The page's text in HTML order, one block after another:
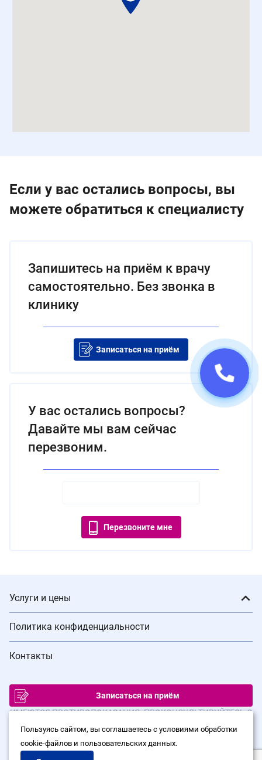
Если у вас остались вопросы, вы
можете обратиться к специалисту
Запишитесь на приём к врачу
самостоятельно. Без звонка в
клинику
Записаться на приём
У вас остались вопросы?
Давайте мы вам сейчас
перезвоним.
Перезвоните мне
Услуги и цены
Политика конфиденциальности
Контакты
Записаться на приём
ИМЕЮТСЯ ПРОТИВОПОКАЗАНИЯ. ПРОКОНСУЛЬТИРУЙТЕСЬ С
© Сеть клиник лазерной хирургии «Варикоза нет», 2026
Пользуясь сайтом, вы соглашаетесь с условиями обработки
cookie-файлов и пользовательских данных.